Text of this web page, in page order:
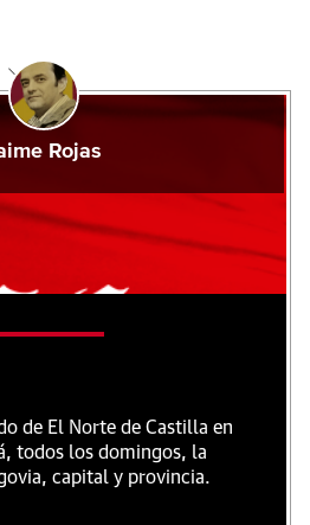
Rojas
de El Norte de Castilla en
todos los domingos, la
capital y provincia.